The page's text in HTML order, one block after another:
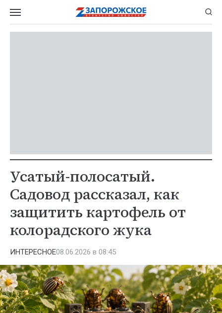
Усатый-полосатый.
Садовод рассказал, как
защитить картофель от
колорадского жука
ИНТЕРЕСНОЕ08.06.2026 в 08:45